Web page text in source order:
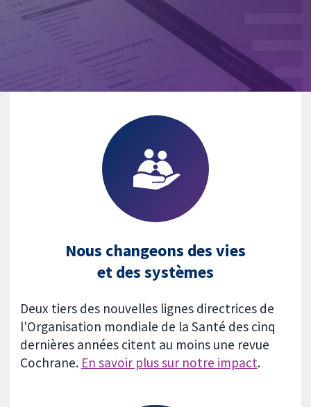
Nous changeons des vies
et des systèmes
Deux tiers des nouvelles lignes directrices de
l'Organisation mondiale de la Santé des cinq
dernières années citent au moins une revue
Cochrane. En savoir plus sur notre impact.